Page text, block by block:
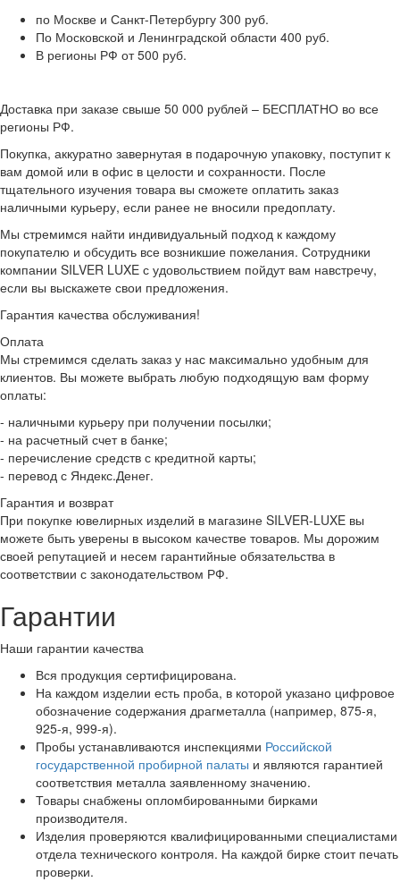
по Москве и Санкт-Петербургу 300 руб.
По Московской и Ленинградской области 400 руб.
В регионы РФ от 500 руб.
Доставка при заказе свыше 50 000 рублей – БЕСПЛАТНО во все
регионы РФ.
Покупка, аккуратно завернутая в подарочную упаковку, поступит к
вам домой или в офис в целости и сохранности. После
тщательного изучения товара вы сможете оплатить заказ
наличными курьеру, если ранее не вносили предоплату.
Мы стремимся найти индивидуальный подход к каждому
покупателю и обсудить все возникшие пожелания. Сотрудники
компании SILVER LUXE с удовольствием пойдут вам навстречу,
если вы выскажете свои предложения.
Гарантия качества обслуживания!
Оплата
Мы стремимся сделать заказ у нас максимально удобным для
клиентов. Вы можете выбрать любую подходящую вам форму
оплаты:
- наличными курьеру при получении посылки;
- на расчетный счет в банке;
- перечисление средств с кредитной карты;
- перевод с Яндекс.Денег.
Гарантия и возврат
При покупке ювелирных изделий в магазине SILVER-LUXE вы
можете быть уверены в высоком качестве товаров. Мы дорожим
своей репутацией и несем гарантийные обязательства в
соответствии с законодательством РФ.
Гарантии
Наши гарантии качества
Вся продукция сертифицирована.
На каждом изделии есть проба, в которой указано цифровое
обозначение содержания драгметалла (например, 875-я,
925-я, 999-я).
Пробы устанавливаются инспекциями Российской
государственной пробирной палаты и являются гарантией
соответствия металла заявленному значению.
Товары снабжены опломбированными бирками
производителя.
Изделия проверяются квалифицированными специалистами
отдела технического контроля. На каждой бирке стоит печать
проверки.